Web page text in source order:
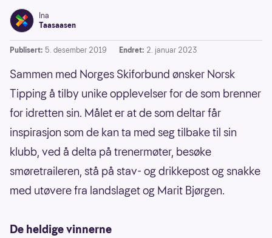
Ina
Taasaasen
Publisert: 5. desember 2019 Endret: 2. januar 2023
Sammen med Norges Skiforbund ønsker Norsk
Tipping å tilby unike opplevelser for de som brenner
for idretten sin. Målet er at de som deltar får
inspirasjon som de kan ta med seg tilbake til sin
klubb, ved å delta på trenermøter, besøke
smøretraileren, stå på stav- og drikkepost og snakke
med utøvere fra landslaget og Marit Bjørgen.
De heldige vinnerne